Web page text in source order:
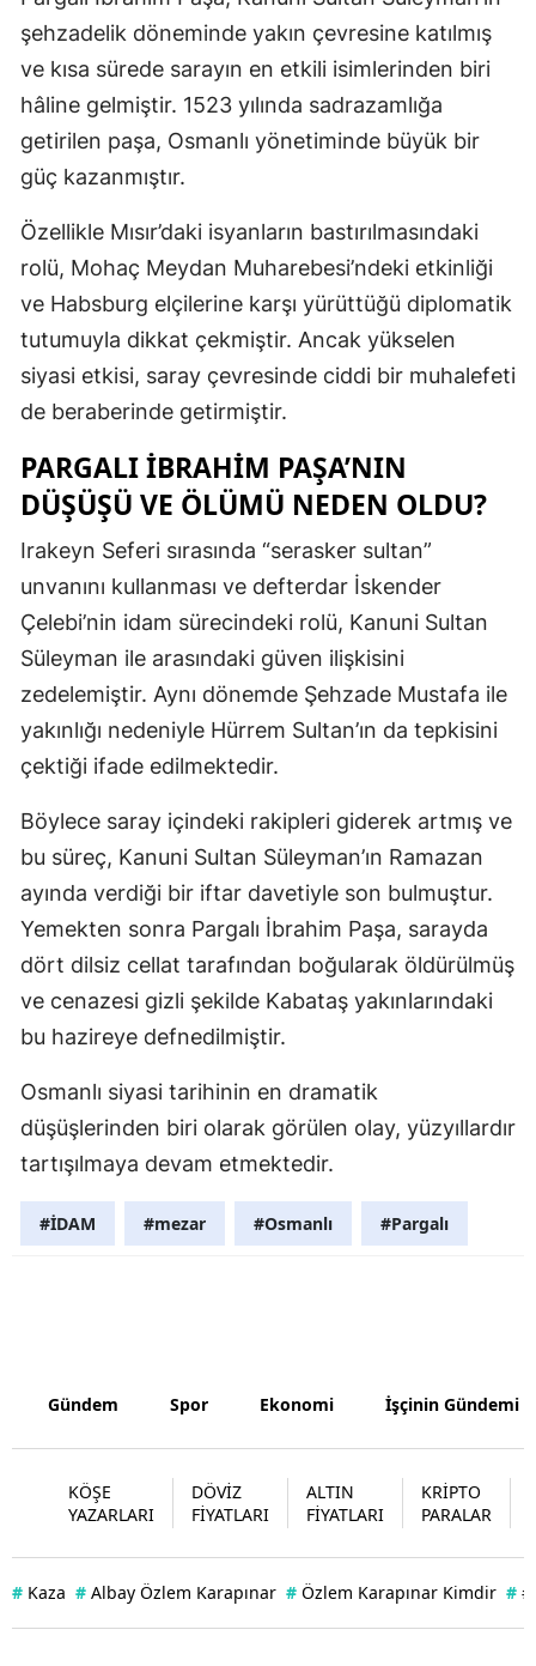
Kütahya
Manisa
Mardin
Muş
Nevşehir
Sakarya
Samsun
Siirt
Sinop
Tekirdağ
Trabzon
Tunceli
Van
Zonguldak
Kırıkkale
Şırnak
Bartın
şehzadelik döneminde yakın çevresine katılmış
ve kısa sürede sarayın en etkili isimlerinden biri
hâline gelmiştir. 1523 yılında sadrazamlığa
getirilen paşa, Osmanlı yönetiminde büyük bir
güç kazanmıştır.
Özellikle Mısır’daki isyanların bastırılmasındaki
rolü, Mohaç Meydan Muharebesi’ndeki etkinliği
ve Habsburg elçilerine karşı yürüttüğü diplomatik
tutumuyla dikkat çekmiştir. Ancak yükselen
siyasi etkisi, saray çevresinde ciddi bir muhalefeti
de beraberinde getirmiştir.
PARGALI İBRAHIM PAŞA’NIN
DÜŞÜŞÜ VE ÖLÜMÜ NEDEN OLDU?
Irakeyn Seferi sırasında “serasker sultan”
unvanını kullanması ve defterdar İskender
Çelebi’nin idam sürecindeki rolü, Kanuni Sultan
Süleyman ile arasındaki güven ilişkisini
zedelemiştir. Aynı dönemde Şehzade Mustafa ile
yakınlığı nedeniyle Hürrem Sultan’ın da tepkisini
çektiği ifade edilmektedir.
Böylece saray içindeki rakipleri giderek artmış ve
bu süreç, Kanuni Sultan Süleyman’ın Ramazan
ayında verdiği bir iftar davetiyle son bulmuştur.
Yemekten sonra Pargalı İbrahim Paşa, sarayda
dört dilsiz cellat tarafından boğularak öldürülmüş
ve cenazesi gizli şekilde Kabataş yakınlarındaki
bu hazireye defnedilmiştir.
Osmanlı siyasi tarihinin en dramatik
düşüşlerinden biri olarak görülen olay, yüzyıllardır
tartışılmaya devam etmektedir.
#İDAM #mezar #Osmanlı #Pargalı
Gündem Spor Ekonomi İşçinin Gündemi
KÖŞE
YAZARLARI
DÖVİZ
FİYATLARI
ALTIN
FİYATLARI
KRİPTO
PARALAR
# Kaza # Albay Özlem Karapınar # Özlem Karapınar Kimdir #